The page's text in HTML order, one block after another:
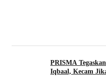
PRISMA
Iqbaal, Kecam